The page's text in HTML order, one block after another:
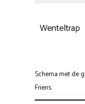
Wenteltrap
Schema met de
Friens.